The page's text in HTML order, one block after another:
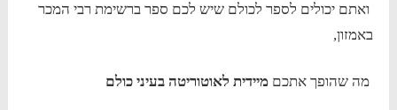
ואתם יכולים לספר לכולם שיש לכם ספר ברשימת רבי המכר
באמזון,
מה שהופך אתכםמיידית לאוטוריטה בעיני כולם